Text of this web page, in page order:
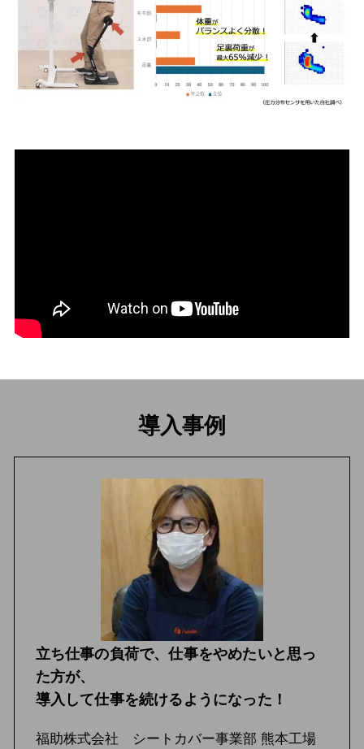
導入事例
立ち仕事の負荷で、仕事をやめたいと思っ
た方が、
導入して仕事を続けるようになった！
福助株式会社 シートカバー事業部 熊本工場